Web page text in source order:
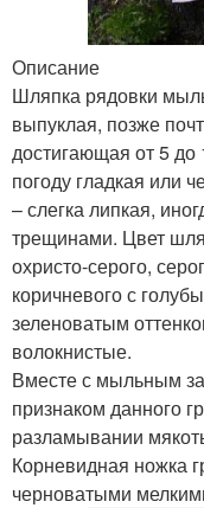
Описание
Шляпка рядовки
выпуклая, позже
достигающая от 5 до
погоду гладкая или
– слегка липкая,
трещинами. Цвет
охристо-серого,
коричневого с
зеленоватым
волокнистые.
Вместе с мыльным
признаком данного
разламывании
Корневидная ножка
черноватыми